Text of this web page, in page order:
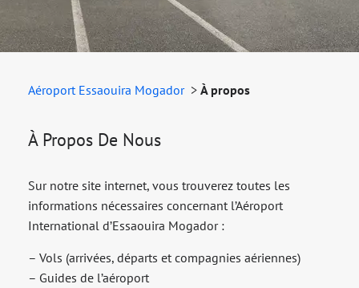
Aéroport Essaouira Mogador> À propos
À Propos De Nous
Sur notre site internet, vous trouverez toutes les
informations nécessaires concernant l’Aéroport
International d’Essaouira Mogador :
– Vols (arrivées, départs et compagnies aériennes)
– Guides de l’aéroport